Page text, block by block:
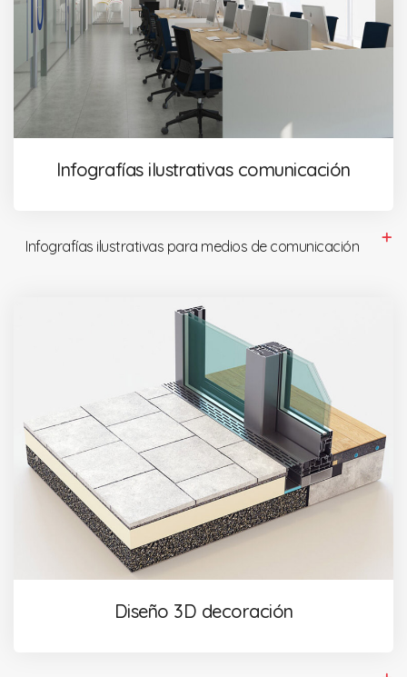
Infografías ilustrativas comunicación
Infografías ilustrativas para medios de comunicación
Diseño 3D decoración